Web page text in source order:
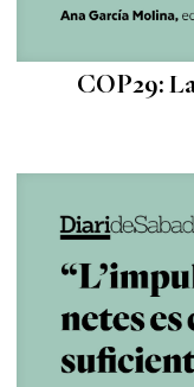
COP29: